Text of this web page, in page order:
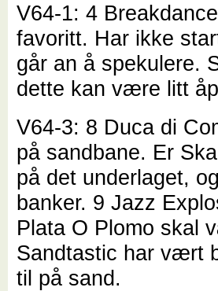
V64-1: 4
favoritt. Har ikke
går an å spekulere.
dette kan være litt
V64-3: 8 Duca di
på sandbane. Er
på det underlaget,
banker. 9 Jazz
Plata O Plomo skal
Sandtastic har vært
til på sand.